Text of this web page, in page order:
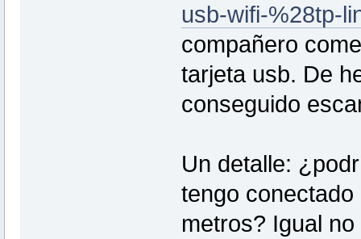
usb-wifi-%28tp-
compañero
tarjeta usb. De
conseguido
Un detalle:
tengo
metros? Igual